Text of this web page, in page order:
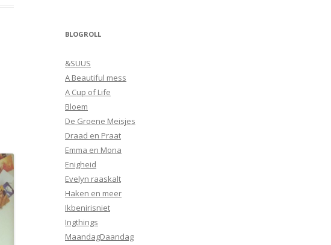
BLOGROLL
&SUUS
A Beautiful mess
A Cup of Life
Bloem
De Groene Meisjes
Draad en Praat
Emma en Mona
Enigheid
Evelyn raaskalt
Haken en meer
Ikbenirisniet
Ingthings
MaandagDaandag